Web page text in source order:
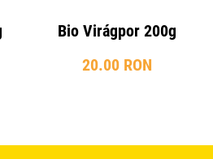
Bio Virágpor 200g
20.00 RON